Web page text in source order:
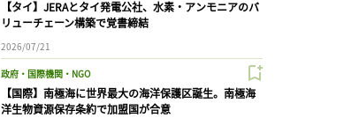
【タイ】JERAとタイ発電公社、水素・アンモニアのバ
リューチェーン構築で覚書締結
2026/07/21
政府・国際機関・NGO
【国際】南極海に世界最大の海洋保護区誕生。南極海
洋生物資源保存条約で加盟国が合意